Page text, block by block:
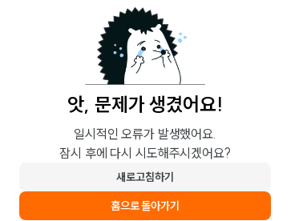
앗, 문제가 생겼어요!
일시적인 오류가 발생했어요.
잠시 후에 다시 시도해주시겠어요?
새로고침하기
홈으로 돌아가기